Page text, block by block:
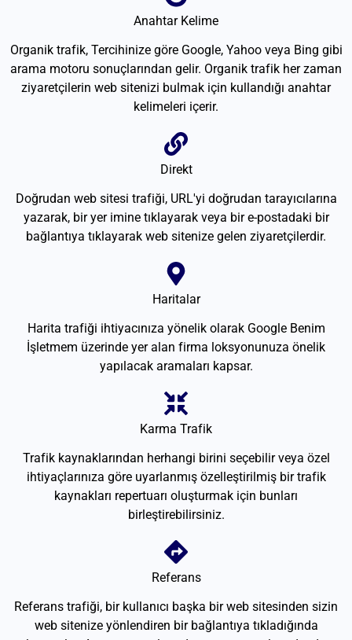
Anahtar Kelime
Organik trafik, Tercihinize göre Google, Yahoo veya Bing gibi
arama motoru sonuçlarından gelir. Organik trafik her zaman
ziyaretçilerin web sitenizi bulmak için kullandığı anahtar
kelimeleri içerir.
Direkt
Doğrudan web sitesi trafiği, URL'yi doğrudan tarayıcılarına
yazarak, bir yer imine tıklayarak veya bir e-postadaki bir
bağlantıya tıklayarak web sitenize gelen ziyaretçilerdir.
Haritalar
Harita trafiği ihtiyacınıza yönelik olarak Google Benim
İşletmem üzerinde yer alan firma loksyonunuza önelik
yapılacak aramaları kapsar.
Karma Trafik
Trafik kaynaklarından herhangi birini seçebilir veya özel
ihtiyaçlarınıza göre uyarlanmış özelleştirilmiş bir trafik
kaynakları repertuarı oluşturmak için bunları
birleştirebilirsiniz.
Referans
Referans trafiği, bir kullanıcı başka bir web sitesinden sizin
web sitenize yönlendiren bir bağlantıya tıkladığında